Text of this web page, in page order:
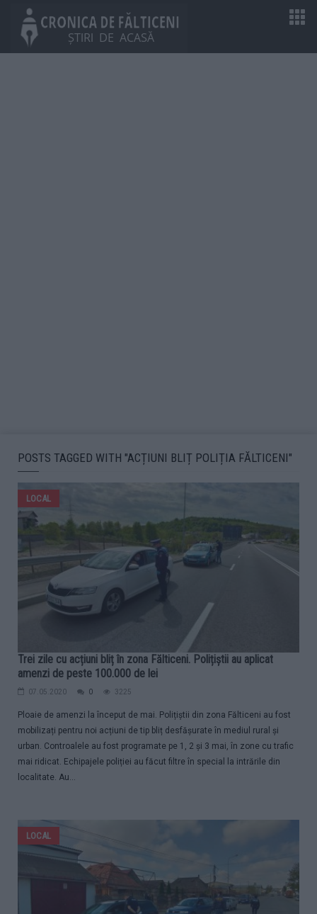
POSTS TAGGED WITH "ACȚIUNI BLIȚ POLIȚIA FĂLTICENI"
LOCAL
Trei zile cu acțiuni bliț în zona Fălticeni. Polițiștii au aplicat
amenzi de peste 100.000 de lei
07.05.2020 0 3225
Ploaie de amenzi la început de mai. Polițiștii din zona Fălticeni au fost
mobilizați pentru noi acțiuni de tip bliț desfășurate în mediul rural și
urban. Controalele au fost programate pe 1, 2 și 3 mai, în zone cu trafic
mai ridicat. Echipajele poliției au făcut filtre în special la intrările din
localitate. Au...
LOCAL